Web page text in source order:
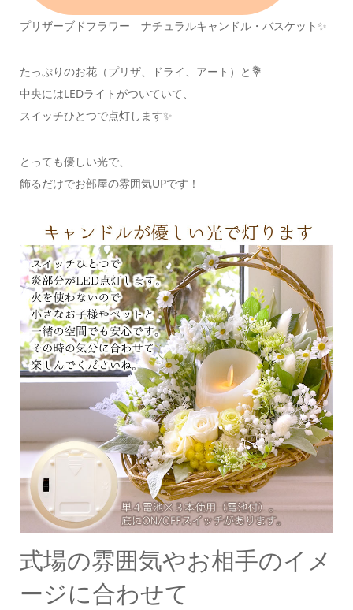
プリザーブドフラワー ナチュラルキャンドル・バスケット✨
たっぷりのお花（プリザ、ドライ、アート）と💐
中央にはLEDライトがついていて、
スイッチひとつで点灯します✨
とっても優しい光で、
飾るだけでお部屋の雰囲気UPです！
式場の雰囲気やお相手のイメ
ージに合わせて